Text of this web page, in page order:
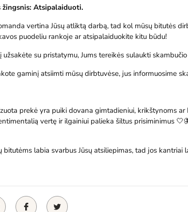
žingsnis: Atsipalaiduoti.
vertina Jūsų atliktą darbą, tad kol mūsų bitutės
puodeliu rankoje ar atsipalaiduokite kitu būdu!
užsakėte su pristatymu, Jums tereikės sulaukti
gaminį atsiimti mūsų dirbtuvėse, jus informuosime
prekė yra puiki dovana gimtadieniui, krikštynoms
vertę ir ilgainiui palieka šiltus prisiminimus
bitutėms labia svarbus Jūsų atsiliepimas, tad jos kantriai